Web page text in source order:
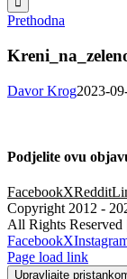
Prethodna
Davor Krog2023-
Podjelite ovu
FacebookXReddit
Copyright 2012 -
All Rights Reserved
FacebookX
Page load link
Upravljajte